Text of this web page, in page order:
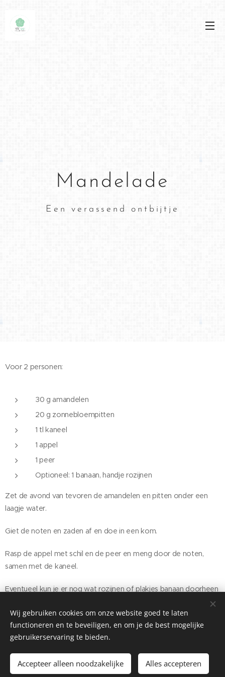
Mandelade
Een verassend ontbijtje
Voor 2 personen:
30 g amandelen
20 g zonnebloempitten
1 tl kaneel
1 appel
1 peer
Optioneel: 1 banaan, handje rozijnen
Zet de avond van tevoren de amandelen en pitten onder een
laagje water.
Giet de noten en zaden af en doe in een kom.
Rasp de appel met schil en de peer en meng door de noten,
samen met de kaneel.
Eventueel kun je er nog wat rozijnen of plakjes banaan doorheen
Copyright© 2021VitTaal|Algemene Voorwaarden|Privacy
Wij gebruiken cookies om onze website goed te laten
functioneren en te beveiligen, en om je de best mogelijke
gebruikerservaring te bieden.
Accepteer alleen noodzakelijke Alles accepteren